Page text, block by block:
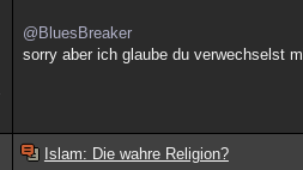
@BluesBreaker
sorry aber ich glaube du verwechselst
Islam: Die wahre Religion?